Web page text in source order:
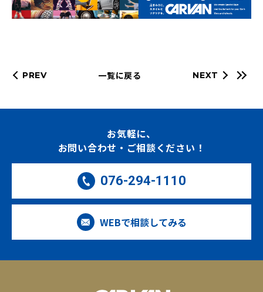
PREV 一覧に戻る NEXT
お気軽に、
お問い合わせ・ご相談ください！
076-294-1110
WEBで相談してみる